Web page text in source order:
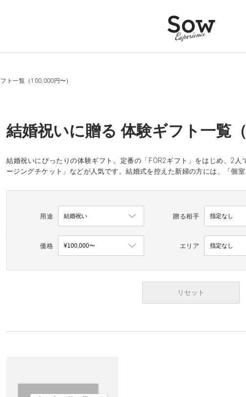
ト一覧（100,000円〜）
結婚祝いに贈る 体験ギフト一覧（
結婚祝いにぴったりの体験ギフト。定番の「FOR2ギフト」をはじめ、2
ージングチケット」などが人気です。結婚式を控えた新婦の方には、「個
用途 贈る相手
価格 エリア
リセット